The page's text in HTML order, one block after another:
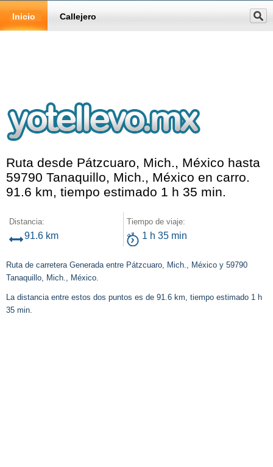
Inicio Callejero
Ruta desde Pátzcuaro, Mich., México hasta
59790 Tanaquillo, Mich., México en carro.
91.6 km, tiempo estimado 1 h 35 min.
Distancia:
91.6 km
Tiempo de viaje:
1 h 35 min
Ruta de carretera Generada entre Pátzcuaro, Mich., México y 59790
Tanaquillo, Mich., México.
La distancia entre estos dos puntos es de 91.6 km, tiempo estimado 1 h
35 min.